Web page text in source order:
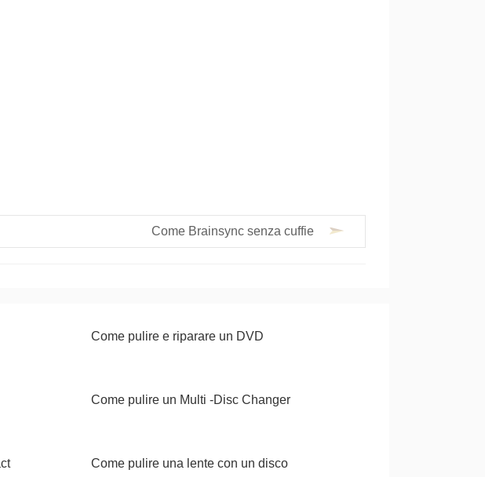
Come Brainsync senza cuffie
Come pulire e riparare un DVD
Come pulire un Multi -Disc Changer
Come pulire una lente con un disco